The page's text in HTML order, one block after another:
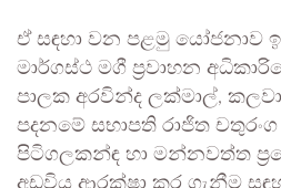
ඒ සඳහා වන පළමු යෝජනාව
මාර්ගස්ථ මගී ප්‍රවාහන
පාලක අරවින්ද ලක්මාල්,
පදනමේ සභාපති රාජිත
පිටිගලකන්ඳ හා මන්නවත්ත
අඩවිය ආරක්ෂා කර ගැනීම